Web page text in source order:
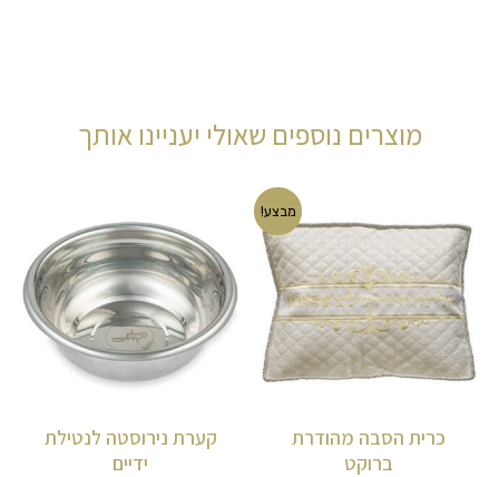
מוצרים נוספים שאולי יעניינו אותך
מבצע!
כרית הסבה מהודרת
ברוקט
המקורי
היה:
₪115.00.
המחיר
הנוכחי
הוא:
₪90.00.
קערת נירוסטה לנטילת
ידיים